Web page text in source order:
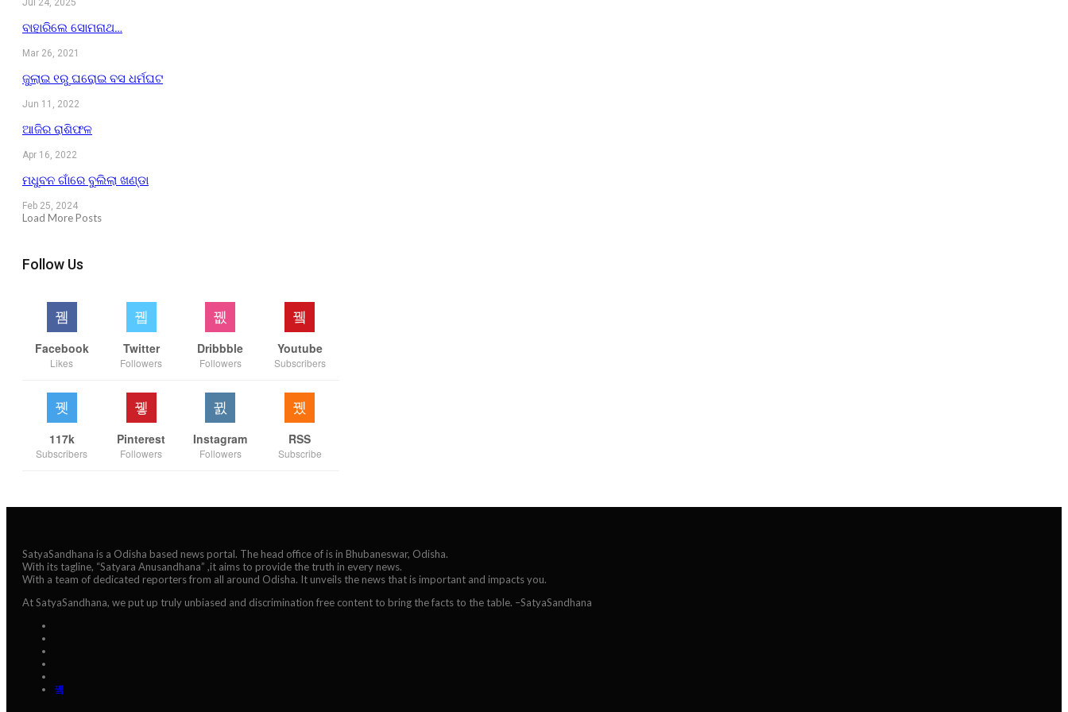
ବାହାରିଲେ ସୋମନାଥ…
Mar 26, 2021
ଜୁଲାଇ ୧ରୁ ଘରୋଇ ବସ ଧର୍ମଘଟ
Jun 11, 2022
ଆଜିର ରାଶିଫଳ
Apr 16, 2022
ମଧୁବନ ଗାଁରେ ବୁଲିଲା ଖଣ୍ଡା
Feb 25, 2024
Load More Posts
Follow Us
Facebook
Likes
Twitter
Followers
Dribbble
Followers
Youtube
Subscribers
117k
Subscribers
Pinterest
Followers
Instagram
Followers
RSS
Subscribe
SatyaSandhana is a Odisha based news portal. The head office of is in Bhubaneswar, Odisha.
With its tagline, “Satyara Anusandhana” ,it aims to provide the truth in every news.
With a team of dedicated reporters from all around Odisha. It unveils the news that is important and impacts you.
At SatyaSandhana, we put up truly unbiased and discrimination free content to bring the facts to the table. –SatyaSandhana